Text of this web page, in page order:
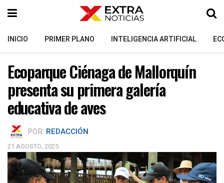
INICIO PRIMER PLANO INTELIGENCIA ARTIFICIAL
Ecoparque Ciénaga de Mallorquín
presenta su primera galería
educativa de aves
POR: REDACCIÓN
21 AGOSTO, 2025